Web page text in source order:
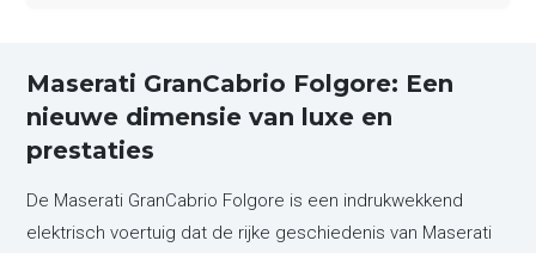
Maserati GranCabrio Folgore: Een
nieuwe dimensie van luxe en
prestaties
De Maserati GranCabrio Folgore is een indrukwekkend
elektrisch voertuig dat de rijke geschiedenis van Maserati